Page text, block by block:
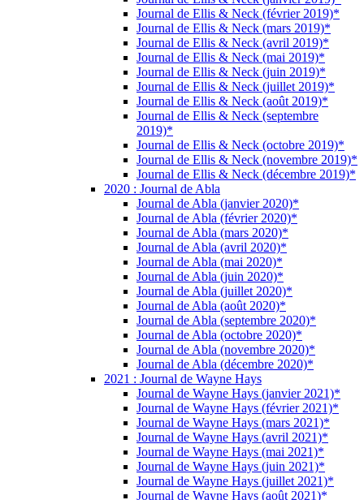
Journal de Ellis & Neck (février 2019)*
Journal de Ellis & Neck (mars 2019)*
Journal de Ellis & Neck (avril 2019)*
Journal de Ellis & Neck (mai 2019)*
Journal de Ellis & Neck (juin 2019)*
Journal de Ellis & Neck (juillet 2019)*
Journal de Ellis & Neck (août 2019)*
Journal de Ellis & Neck (septembre
2019)*
Journal de Ellis & Neck (octobre 2019)*
Journal de Ellis & Neck (novembre 2019)*
Journal de Ellis & Neck (décembre 2019)*
2020 : Journal de Abla
Journal de Abla (janvier 2020)*
Journal de Abla (février 2020)*
Journal de Abla (mars 2020)*
Journal de Abla (avril 2020)*
Journal de Abla (mai 2020)*
Journal de Abla (juin 2020)*
Journal de Abla (juillet 2020)*
Journal de Abla (août 2020)*
Journal de Abla (septembre 2020)*
Journal de Abla (octobre 2020)*
Journal de Abla (novembre 2020)*
Journal de Abla (décembre 2020)*
2021 : Journal de Wayne Hays
Journal de Wayne Hays (janvier 2021)*
Journal de Wayne Hays (février 2021)*
Journal de Wayne Hays (mars 2021)*
Journal de Wayne Hays (avril 2021)*
Journal de Wayne Hays (mai 2021)*
Journal de Wayne Hays (juin 2021)*
Journal de Wayne Hays (juillet 2021)*
Journal de Wayne Hays (août 2021)*